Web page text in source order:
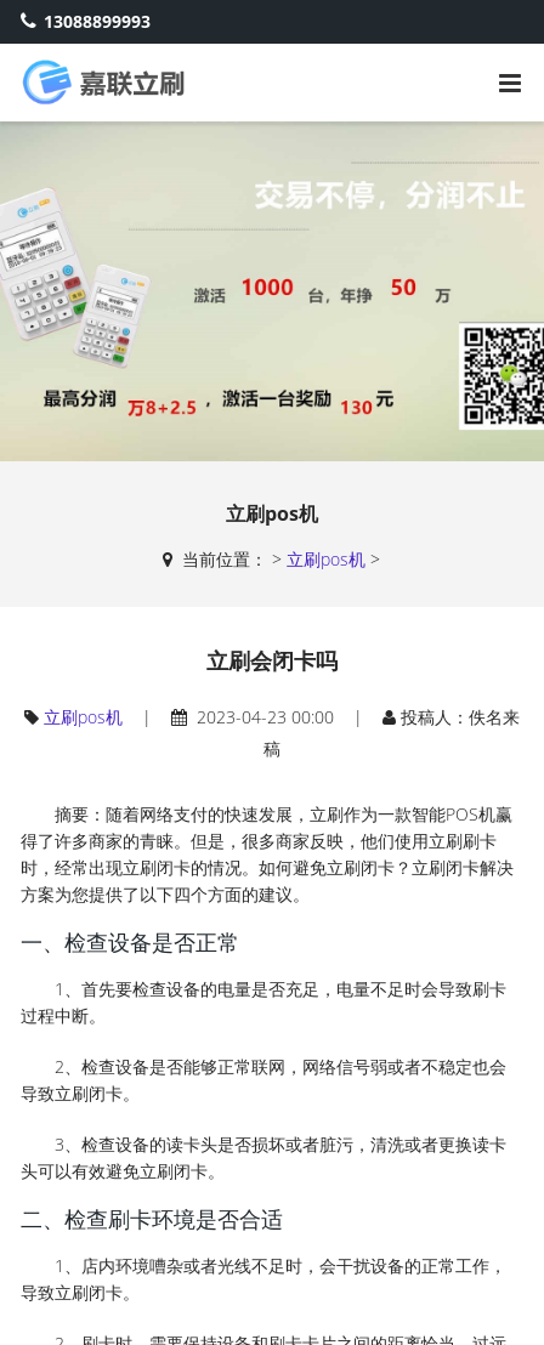
13088899993
立刷pos机
当前位置：> 立刷pos机 >
立刷会闭卡吗
立刷pos机| 2023-04-23 00:00 |
投稿人：佚名来
稿
摘要：随着网络支付的快速发展，立刷作为一款智能POS机赢
得了许多商家的青睐。但是，很多商家反映，他们使用立刷刷卡
时，经常出现立刷闭卡的情况。如何避免立刷闭卡？立刷闭卡解决
方案为您提供了以下四个方面的建议。
一、检查设备是否正常
1、首先要检查设备的电量是否充足，电量不足时会导致刷卡
过程中断。
2、检查设备是否能够正常联网，网络信号弱或者不稳定也会
导致立刷闭卡。
3、检查设备的读卡头是否损坏或者脏污，清洗或者更换读卡
头可以有效避免立刷闭卡。
二、检查刷卡环境是否合适
1、店内环境嘈杂或者光线不足时，会干扰设备的正常工作，
导致立刷闭卡。